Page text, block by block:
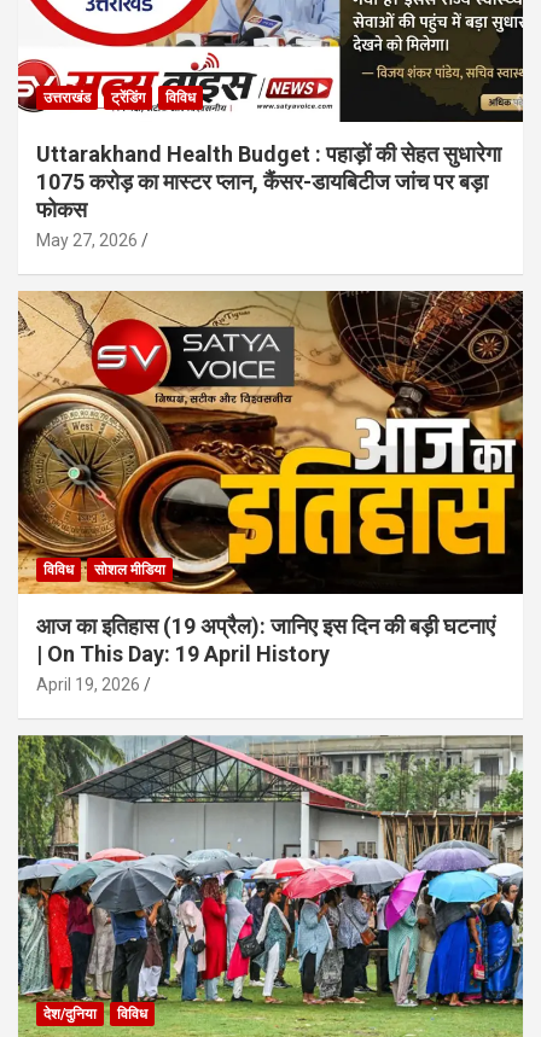
उत्तराखंड ट्रेंडिंग विविध
Uttarakhand Health Budget : पहाड़ों की सेहत सुधारेगा
1075 करोड़ का मास्टर प्लान, कैंसर-डायबिटीज जांच पर बड़ा
फोकस
May 27, 2026
विविध सोशल मीडिया
आज का इतिहास (19 अप्रैल): जानिए इस दिन की बड़ी घटनाएं
| On This Day: 19 April History
April 19, 2026
देश/दुनिया विविध